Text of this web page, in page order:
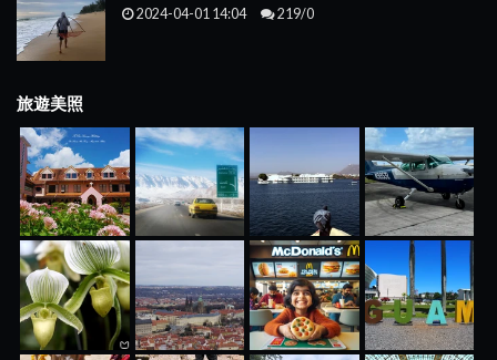
2024-04-01 14:04 219/0
旅遊美照